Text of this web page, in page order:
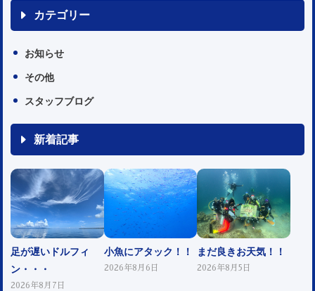
カテゴリー
お知らせ
その他
スタッフブログ
新着記事
足が遅いドルフィ
ン・・・
2026年8月7日
小魚にアタック！！
2026年8月6日
まだ良きお天気！！
2026年8月5日